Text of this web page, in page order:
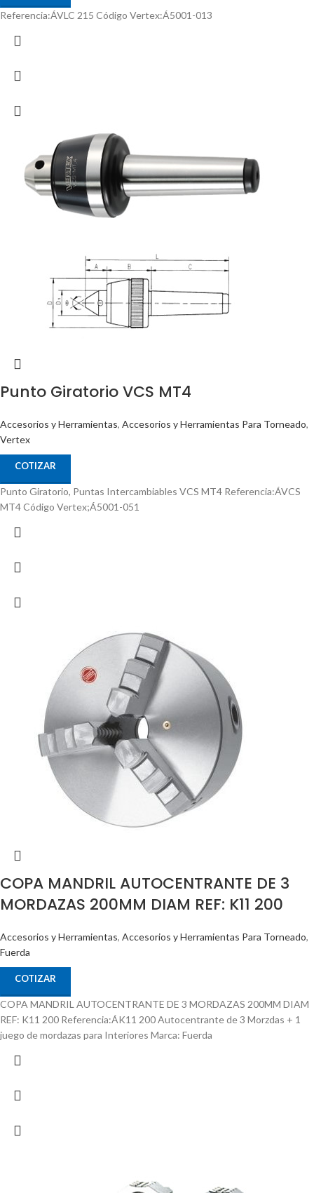
Referencia:ÁVLC 215 Código Vertex:Á5001-013
Punto Giratorio VCS MT4
Accesorios y Herramientas, Accesorios y Herramientas Para Torneado,
Vertex
COTIZAR
Punto Giratorio, Puntas Intercambiables VCS MT4 Referencia:ÁVCS
MT4 Código Vertex;Á5001-051
COPA MANDRIL AUTOCENTRANTE DE 3
MORDAZAS 200MM DIAM REF: K11 200
Accesorios y Herramientas, Accesorios y Herramientas Para Torneado,
Fuerda
COTIZAR
COPA MANDRIL AUTOCENTRANTE DE 3 MORDAZAS 200MM DIAM
REF: K11 200 Referencia:ÁK11 200 Autocentrante de 3 Morzdas + 1
juego de mordazas para Interiores Marca: Fuerda